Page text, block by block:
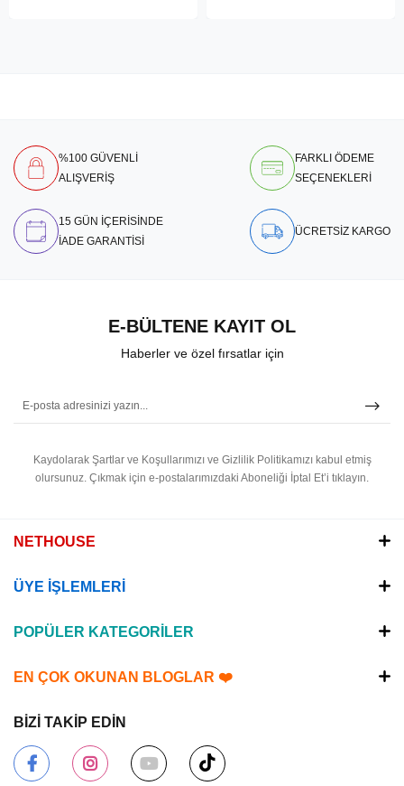
%100 GÜVENLİ
ALIŞVERİŞ
FARKLI ÖDEME
SEÇENEKLERİ
15 GÜN İÇERİSİNDE
İADE GARANTİSİ
ÜCRETSİZ KARGO
E-BÜLTENE KAYIT OL
Haberler ve özel fırsatlar için
Kaydolarak Şartlar ve Koşullarımızı ve Gizlilik Politikamızı kabul etmiş
olursunuz. Çıkmak için e-postalarımızdaki Aboneliği İptal Et’i tıklayın.
NETHOUSE
ÜYE İŞLEMLERİ
POPÜLER KATEGORİLER
EN ÇOK OKUNAN BLOGLAR ❤️
BİZİ TAKİP EDİN